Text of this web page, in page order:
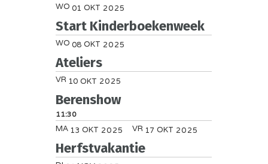
WO 01 OKT 2025
Start Kinderboekenweek
WO 08 OKT 2025
Ateliers
VR 10 OKT 2025
Berenshow
11:30
MA 13 OKT 2025 VR 17 OKT 2025
Herfstvakantie